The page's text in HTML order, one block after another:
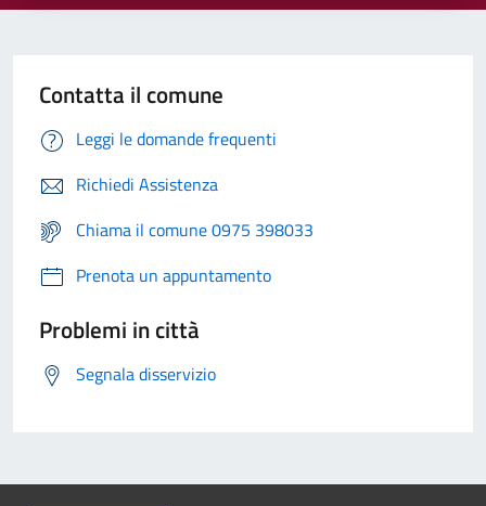
Contatta il comune
Leggi le domande frequenti
Richiedi Assistenza
Chiama il comune 0975 398033
Prenota un appuntamento
Problemi in città
Segnala disservizio